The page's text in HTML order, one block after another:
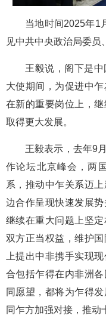
当地时间2025年1
见中共中央政治局委员
王毅说，阁下是
大使期间，为促进中
在新的重要岗位上，
取得更大发展。
王毅表示，去年9
作论坛北京峰会，两
系，推动中乍关系迈
边合作呈现快速发展
继续在重大问题上坚
双方正当权益，维护
上提出中非携手实现
合包括乍得在内非洲
同愿望，都将为乍得
同乍方加强对接，推动